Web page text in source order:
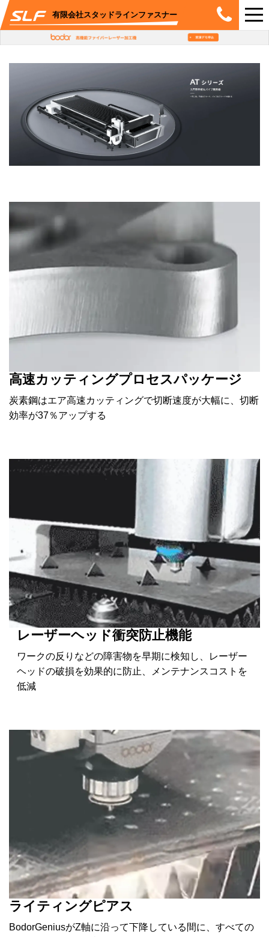
有限会社スタッドラインファスナー
高速カッティングプロセスパッケージ
炭素鋼はエア高速カッティングで切断速度が大幅に、切断
効率が37％アップする
レーザーヘッド衝突防止機能
ワークの反りなどの障害物を早期に検知し、レーザー
ヘッドの破損を効果的に防止、メンテナンスコストを
低減
ライティングピアス
BodorGeniusがZ軸に沿って下降している間に、すべての